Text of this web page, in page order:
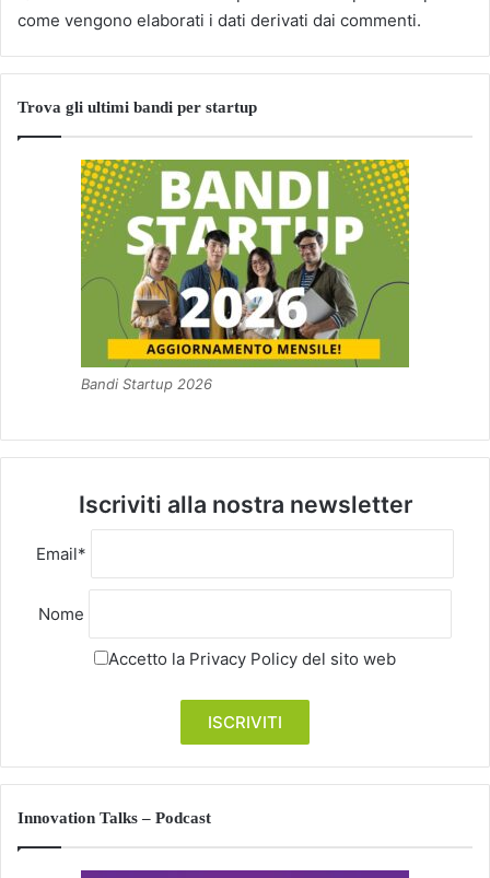
come vengono elaborati i dati derivati dai commenti.
Trova gli ultimi bandi per startup
Bandi Startup 2026
Iscriviti alla nostra newsletter
Email*
Nome
Accetto la Privacy Policy del sito web
Innovation Talks – Podcast